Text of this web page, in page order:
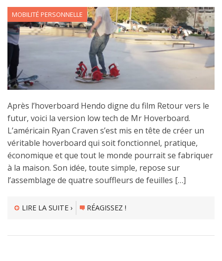
MOBILITÉ PERSONNELLE
Après l’hoverboard Hendo digne du film Retour vers le
futur, voici la version low tech de Mr Hoverboard.
L’américain Ryan Craven s’est mis en tête de créer un
véritable hoverboard qui soit fonctionnel, pratique,
économique et que tout le monde pourrait se fabriquer
à la maison. Son idée, toute simple, repose sur
l’assemblage de quatre souffleurs de feuilles […]
LIRE LA SUITE › RÉAGISSEZ !